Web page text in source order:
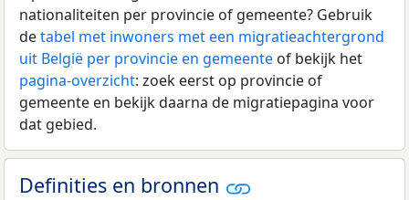
nationaliteiten per provincie of gemeente? Gebruik
detabel met inwoners met een migratieachtergrond
uit België per provincie en gemeente of bekijk het
pagina-overzicht: zoek eerst op provincie of
gemeente en bekijk daarna de migratiepagina voor
dat gebied.
Definities en bronnen